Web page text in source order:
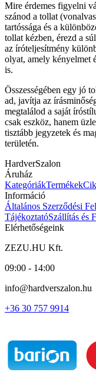
Mire érdemes figyelni
szánod a tollat
tartóssága és a
tollat kézben, érezd a
az íróteljesítmény
olyat, amely kényelmet
is.
Összességében egy jó
ad, javítja az
megtalálod a saját
csak eszköz, hanem
tisztább jegyzetek és
területén.
HardverSzalon
Áruház
KategóriákTermékek
Információ
Általános Szerződési
TájékoztatóSzállítás és
Elérhetőségeink
ZEZU.HU Kft.
09:00 - 14:00
info@hardverszalon.hu
+36 30 757 9914